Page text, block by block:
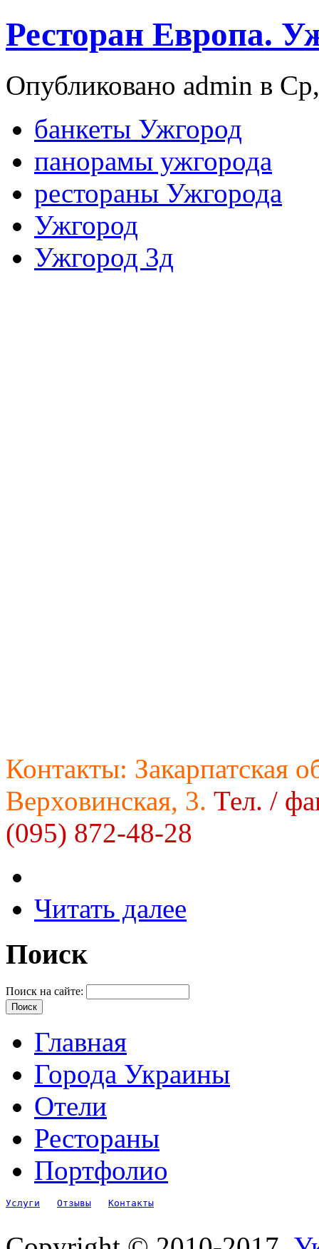
Ресторан Европа.
Опубликовано admin в
банкеты Ужгород
панорамы ужгорода
рестораны Ужгорода
Ужгород
Ужгород 3д
Контакты: Закарпатская
Верховинская, 3. Тел. /
(095) 872-48-28
Читать далее
Поиск
Поиск на сайте:
Главная
Города Украины
Отели
Рестораны
Портфолио
Услуги Отзывы Контакты